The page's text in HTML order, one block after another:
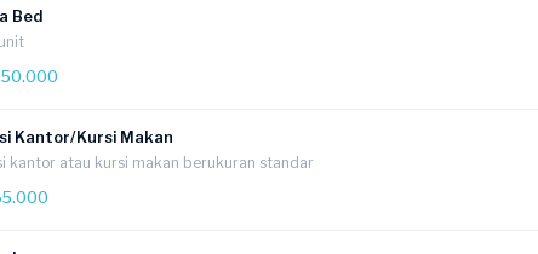
Bed
Kantor/Kursi Makan
kantor atau kursi makan berukuran standar